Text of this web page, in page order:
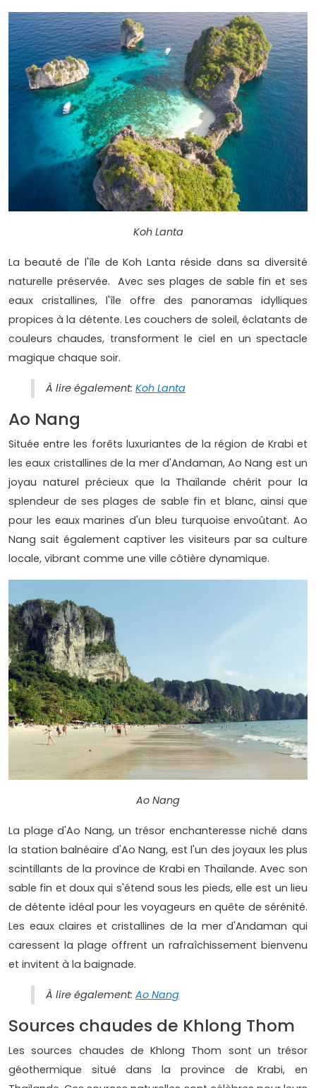
Koh Lanta
La beauté de l'île de Koh Lanta réside dans sa diversité
naturelle préservée. Avec ses plages de sable fin et ses
eaux cristallines, l'île offre des panoramas idylliques
propices à la détente. Les couchers de soleil, éclatants de
couleurs chaudes, transforment le ciel en un spectacle
magique chaque soir.
À lire également: Koh Lanta
Ao Nang
Située entre les forêts luxuriantes de la région de Krabi et
les eaux cristallines de la mer d'Andaman, Ao Nang est un
joyau naturel précieux que la Thaïlande chérit pour la
splendeur de ses plages de sable fin et blanc, ainsi que
pour les eaux marines d'un bleu turquoise envoûtant. Ao
Nang sait également captiver les visiteurs par sa culture
locale, vibrant comme une ville côtière dynamique.
Ao Nang
La plage d'Ao Nang, un trésor enchanteresse niché dans
la station balnéaire d'Ao Nang, est l'un des joyaux les plus
scintillants de la province de Krabi en Thaïlande. Avec son
sable fin et doux qui s'étend sous les pieds, elle est un lieu
de détente idéal pour les voyageurs en quête de sérénité.
Les eaux claires et cristallines de la mer d'Andaman qui
caressent la plage offrent un rafraîchissement bienvenu
et invitent à la baignade.
À lire également: Ao Nang
Sources chaudes de Khlong Thom
Les sources chaudes de Khlong Thom sont un trésor
géothermique situé dans la province de Krabi, en